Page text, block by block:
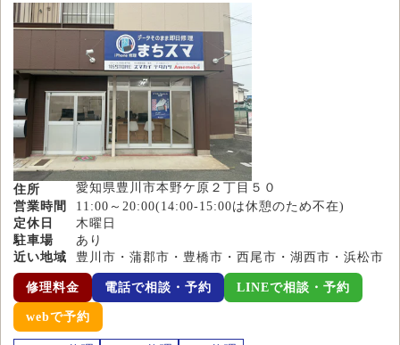
住所
愛知県豊川市本野ケ原２丁目５０
営業時間
11:00～20:00(14:00-15:00は休憩のため不在)
定休日
木曜日
駐車場
あり
近い地域
豊川市・蒲郡市・豊橋市・西尾市・湖西市・浜松市
修理料金 電話で相談・予約 LINEで相談・予約
webで予約